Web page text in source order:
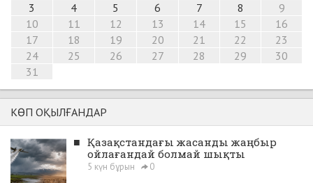
3
4 5 6 7 8
9
10
11 12 13 14 15
16
17
18 19 20 21 22
23
24
25 26 27 28 29
30
31
КӨП ОҚЫЛҒАНДАР
■ Қазақстандағы жасанды жаңбыр
ойлағандай болмай шықты
5 күн бұрын 0